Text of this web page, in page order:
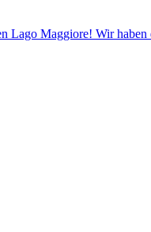
Lago Maggiore! Wir